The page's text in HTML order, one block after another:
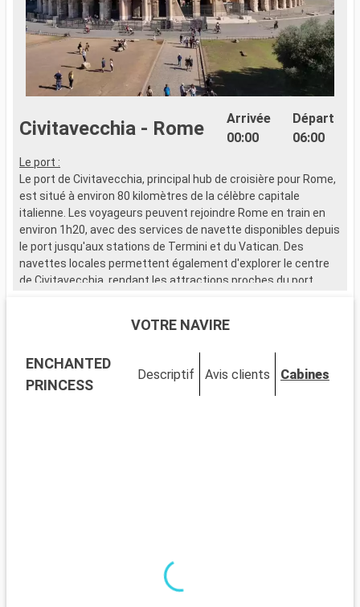
Civitavecchia - Rome
Arrivée
00:00
Départ
06:00
Le port :
Le port de Civitavecchia, principal hub de croisière pour Rome,
est situé à environ 80 kilomètres de la célèbre capitale
italienne. Les voyageurs peuvent rejoindre Rome en train en
environ 1h20, avec des services de navette disponibles depuis
le port jusqu'aux stations de Termini et du Vatican. Des
navettes locales permettent également d'explorer le centre
de Civitavecchia, rendant les attractions proches du port
Civitavecchia, une ville portuaire chargée d'histoire, abrite
plusieurs sites d'intérêt près du port. Découvrez la Forteresse
Michelangelo, un bastion de la Renaissance offrant de
étape incontournable avec ses sites historiques et
artistiques. Visitez des lieux emblématiques comme le
VOTRE NAVIRE
ENCHANTED
PRINCESS
Descriptif Avis clients Cabines